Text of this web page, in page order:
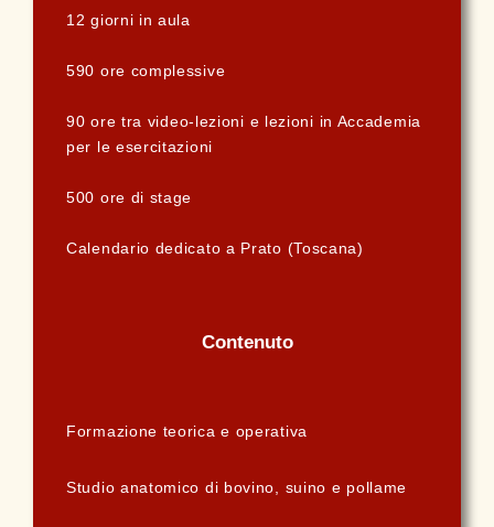
12 giorni in aula
590 ore complessive
90 ore tra video-lezioni e lezioni in Accademia
per le esercitazioni
500 ore di stage
Calendario dedicato a Prato (Toscana)
Contenuto
Formazione teorica e operativa
Studio anatomico di bovino, suino e pollame